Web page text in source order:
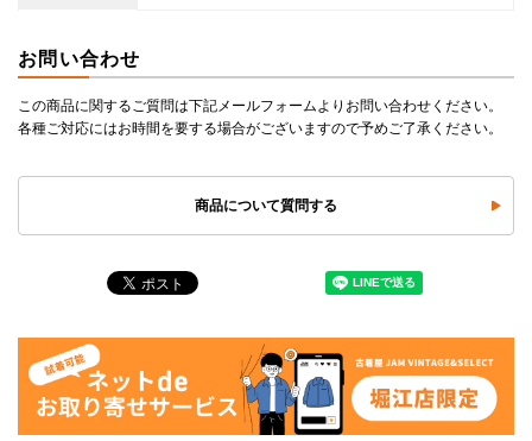
お問い合わせ
この商品に関するご質問は下記メールフォームよりお問い合わせください。
各種ご対応にはお時間を要する場合がございますので予めご了承ください。
商品について質問する